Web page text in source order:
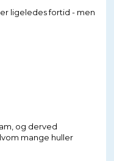
ligeledes fortid - men
og derved
mange huller